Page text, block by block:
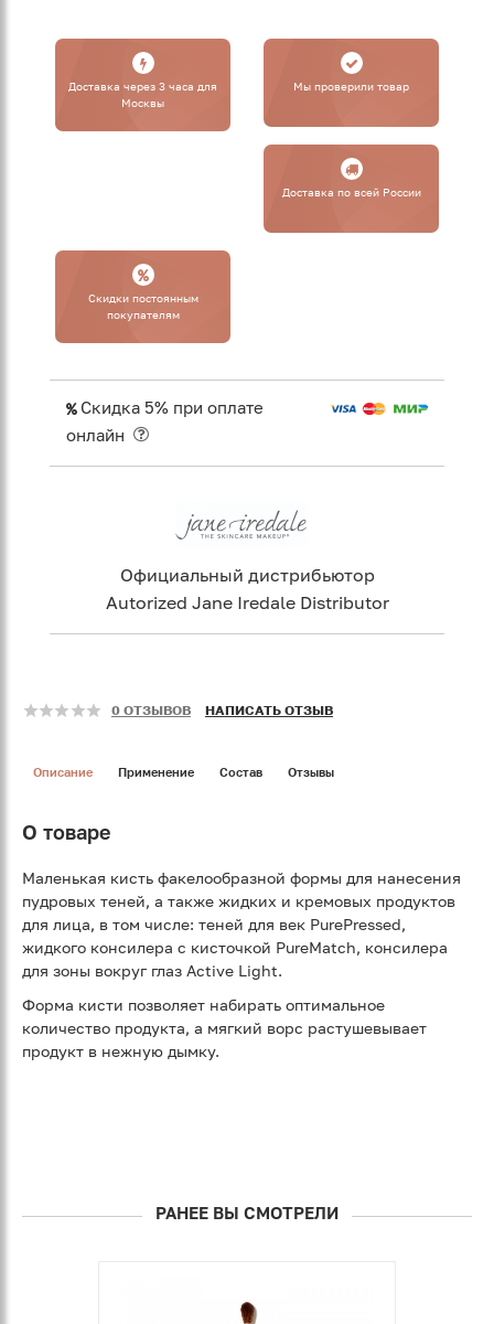
Доставка через 3 часа для
Москвы
Мы проверили товар
Доставка по всей России
Cкидки постоянным
покупателям
Скидка 5% при оплате
онлайн
Официальный дистрибьютор
Autorized Jane Iredale Distributor
0 ОТЗЫВОВ НАПИСАТЬ ОТЗЫВ
Описание Применение Состав Отзывы
О товаре
Маленькая кисть факелообразной формы для нанесения
пудровых теней, а также жидких и кремовых продуктов
для лица, в том числе: теней для век PurePressed,
жидкого консилера с кисточкой PureMatch, консилера
для зоны вокруг глаз Active Light.
Форма кисти позволяет набирать оптимальное
количество продукта, а мягкий ворс растушевывает
продукт в нежную дымку.
РАНЕЕ ВЫ СМОТРЕЛИ